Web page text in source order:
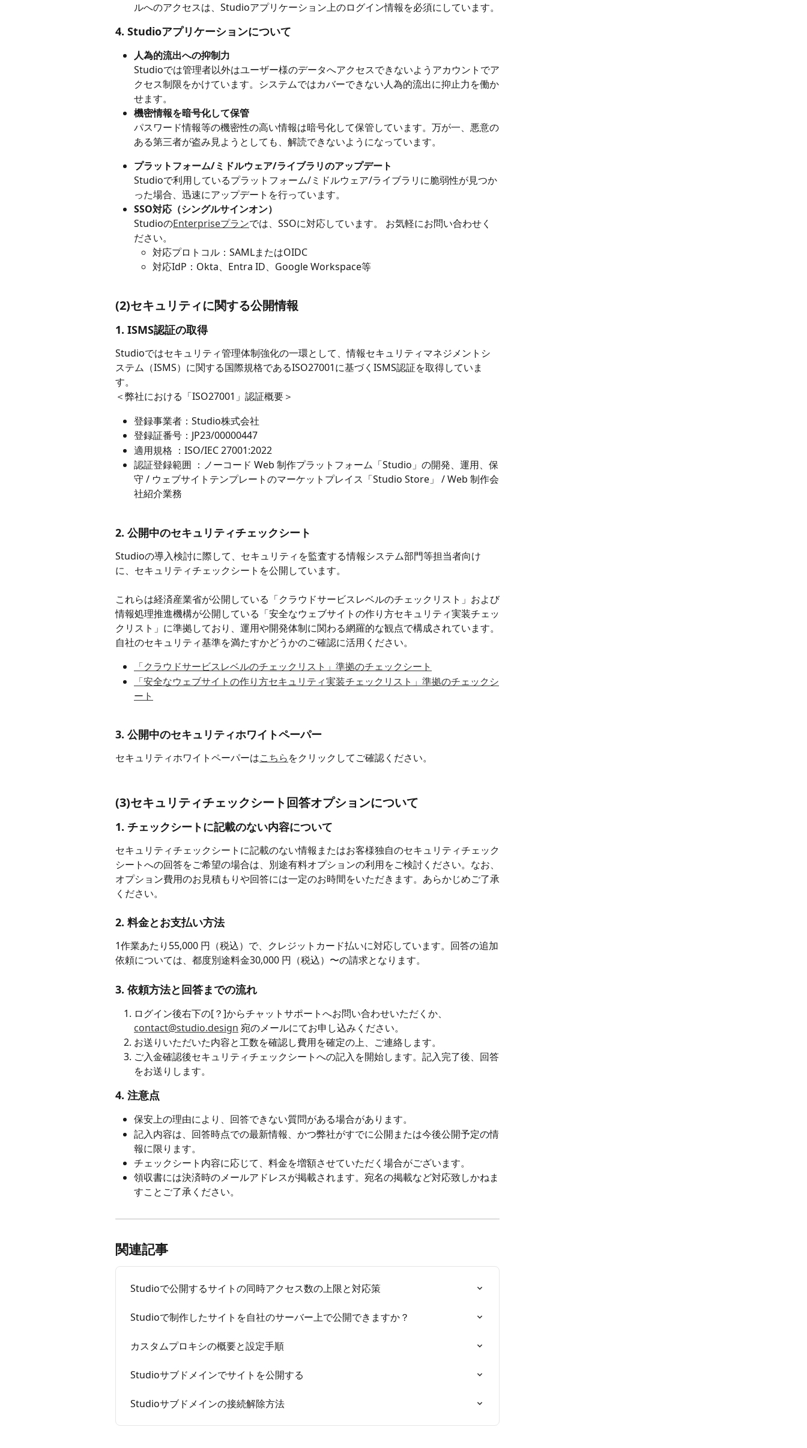
ルへのアクセスは、Studioアプリケーション上のログイン情報を必須にしています。
4. Studioアプリケーションについて
人為的流出への抑制力
Studioでは管理者以外はユーザー様のデータへアクセスできないようアカウントでア
クセス制限をかけています。システムではカバーできない人為的流出に抑止力を働か
せます。
機密情報を暗号化して保管
パスワード情報等の機密性の高い情報は暗号化して保管しています。万が一、悪意の
ある第三者が盗み見ようとしても、解読できないようになっています。
プラットフォーム/ミドルウェア/ライブラリのアップデート
Studioで利用しているプラットフォーム/ミドルウェア/ライブラリに脆弱性が見つか
った場合、迅速にアップデートを行っています。
SSO対応（シングルサインオン）
Studioの​Enterpriseプランでは、SSOに対応しています。 お気軽にお問い合わせく
ださい。
対応プロトコル：SAMLまたはOIDC
対応IdP：Okta、Entra ID、Google Workspace等
(2)セキュリティに関する公開情報
1. ISMS認証の取得
Studioではセキュリティ管理体制強化の一環として、情報セキュリティマネジメントシ
ステム（ISMS）に関する国際規格であるISO27001に基づくISMS認証を取得していま
す。
＜弊社における「ISO27001」認証概要＞
登録事業者：Studio株式会社
登録証番号：JP23/00000447
適用規格 ：ISO/IEC 27001:2022
認証登録範囲 ：ノーコード Web 制作プラットフォーム「Studio」の開発、運用、保
守 / ウェブサイトテンプレートのマーケットプレイス「Studio Store」 / Web 制作会
社紹介業務
2. 公開中のセキュリティチェックシート
Studioの導入検討に際して、セキュリティを監査する情報システム部門等担当者向け
に、セキュリティチェックシートを公開しています。
これらは経済産業省が公開している「クラウドサービスレベルのチェックリスト」および
情報処理推進機構が公開している「安全なウェブサイトの作り方セキュリティ実装チェッ
クリスト」に準拠しており、運用や開発体制に関わる網羅的な観点で構成されています。
自社のセキュリティ基準を満たすかどうかのご確認に活用ください。
「クラウドサービスレベルのチェックリスト」準拠のチェックシート
「安全なウェブサイトの作り方セキュリティ実装チェックリスト」準拠のチェックシ
ート
3. 公開中のセキュリティホワイトペーパー
セキュリティホワイトペーパーはこちらをクリックしてご確認ください。
(3)セキュリティチェックシート回答オプションについて
1. チェックシートに記載のない内容について
セキュリティチェックシートに記載のない情報またはお客様独自のセキュリティチェック
シートへの回答をご希望の場合は、別途有料オプションの利用をご検討ください。なお、
オプション費用のお見積もりや回答には一定のお時間をいただきます。あらかじめご了承
ください。
2. 料金とお支払い方法
1作業あたり55,000 円（税込）で、クレジットカード払いに対応しています。回答の追加
依頼については、都度別途料金30,000 円（税込）〜の請求となります。
3. 依頼方法と回答までの流れ
ログイン後右下の[？]からチャットサポートへお問い合わせいただくか、
contact@studio.design 宛のメールにてお申し込みください。
お送りいただいた内容と工数を確認し費用を確定の上、ご連絡します。
ご入金確認後セキュリティチェックシートへの記入を開始します。記入完了後、回答
をお送りします。
4. 注意点
保安上の理由により、回答できない質問がある場合があります。
記入内容は、回答時点での最新情報、かつ弊社がすでに公開または今後公開予定の情
報に限ります。
チェックシート内容に応じて、料金を増額させていただく場合がございます。
領収書には決済時のメールアドレスが掲載されます。宛名の掲載など対応致しかねま
すことご了承ください。
関連記事
Studioで公開するサイトの同時アクセス数の上限と対応策
Studioで制作したサイトを自社のサーバー上で公開できますか？
カスタムプロキシの概要と設定手順
Studioサブドメインでサイトを公開する
Studioサブドメインの接続解除方法